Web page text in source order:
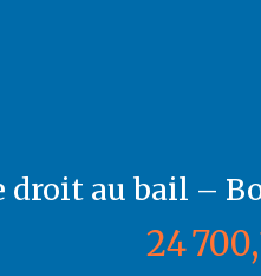
droit au bail –
24